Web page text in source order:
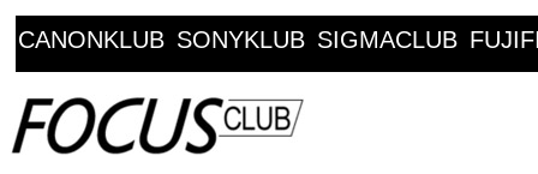
CANONKLUB SONYKLUB SIGMACLUB